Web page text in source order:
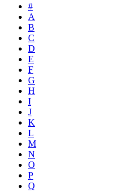
#
A
B
C
D
E
F
G
H
I
J
K
L
M
N
O
P
Q